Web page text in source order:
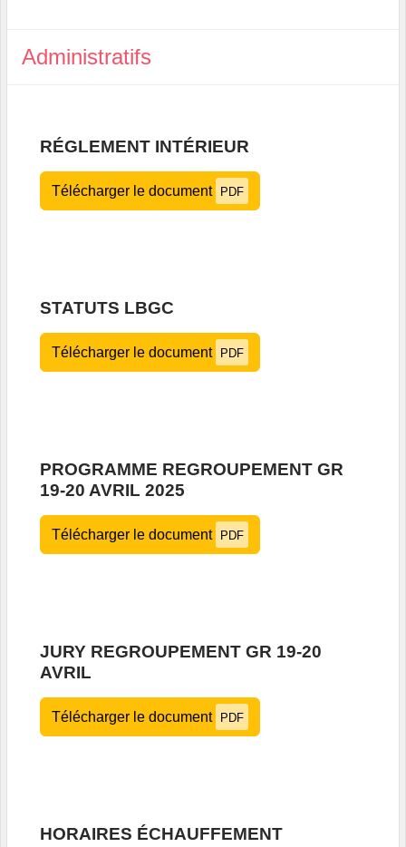
Administratifs
RÉGLEMENT INTÉRIEUR
Télécharger le document PDF
STATUTS LBGC
Télécharger le document PDF
PROGRAMME REGROUPEMENT GR
19-20 AVRIL 2025
Télécharger le document PDF
JURY REGROUPEMENT GR 19-20
AVRIL
Télécharger le document PDF
HORAIRES ÉCHAUFFEMENT